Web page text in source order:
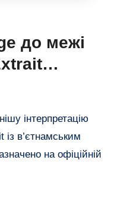
до межі
інтерпретацію
в’єтнамським
на офіційній